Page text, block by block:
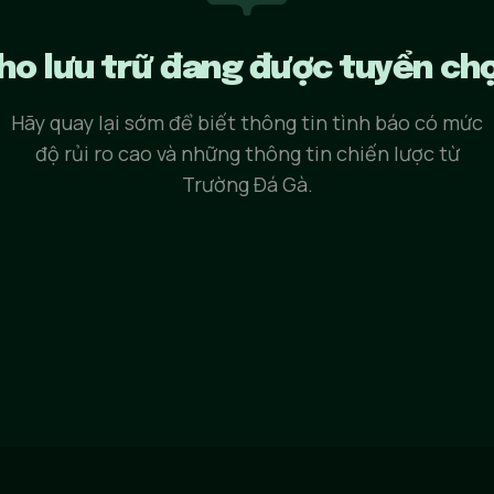
lưu trữ đang được tuyển
Hãy quay lại sớm để biết thông tin tình báo có mức
độ rủi ro cao và những thông tin chiến lược từ
Trường Đá Gà.